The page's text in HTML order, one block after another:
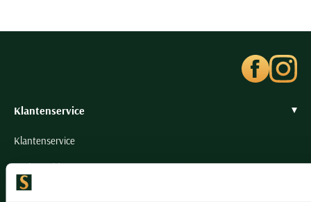
Klantenservice
Klantenservice
Veelgestelde vragen
Bestellen